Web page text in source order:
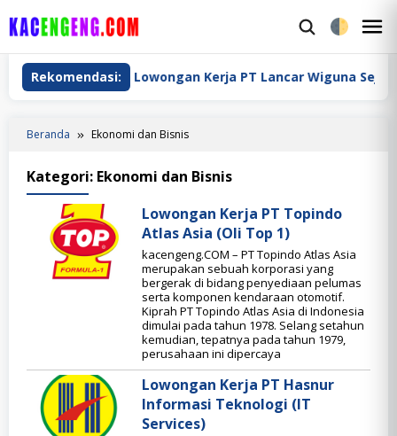
Rekomendasi:Lowongan Kerja PT Lancar Wiguna Sejahtera
Beranda Ekonomi dan Bisnis
Kategori: Ekonomi dan Bisnis
Lowongan Kerja PT Topindo
Atlas Asia (Oli Top 1)
kacengeng.COM – PT Topindo Atlas Asia
merupakan sebuah korporasi yang
bergerak di bidang penyediaan pelumas
serta komponen kendaraan otomotif.
Kiprah PT Topindo Atlas Asia di Indonesia
dimulai pada tahun 1978. Selang setahun
kemudian, tepatnya pada tahun 1979,
perusahaan ini dipercaya
Lowongan Kerja PT Hasnur
Informasi Teknologi (IT
Services)